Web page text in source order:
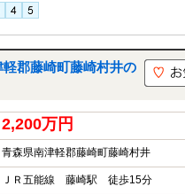
郡藤崎町藤崎村井の
2,200万円
青森県南津軽郡藤崎町藤崎村井
ＪＲ五能線 藤崎駅 徒歩15分